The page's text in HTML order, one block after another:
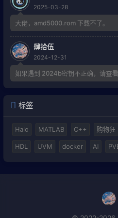
2025-03-28
大佬，amd5000.rom 下载不了。
肆拾伍
2024-12-31
如果遇到 2024b密钥不正确，请查看
标签
Halo MATLAB C++ 购物狂
HDL UVM docker AI